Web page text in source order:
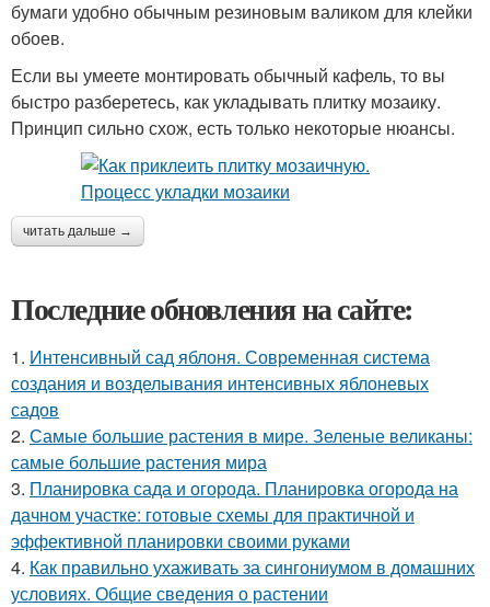
бумаги удобно обычным резиновым валиком для клейки
обоев.
Если вы умеете монтировать обычный кафель, то вы
быстро разберетесь, как укладывать плитку мозаику.
Принцип сильно схож, есть только некоторые нюансы.
читать дальше →
Последние обновления на сайте:
1. Интенсивный сад яблоня. Современная система
создания и возделывания интенсивных яблоневых
садов
2. Самые большие растения в мире. Зеленые великаны:
самые большие растения мира
3. Планировка сада и огорода. Планировка огорода на
дачном участке: готовые схемы для практичной и
эффективной планировки своими руками
4. Как правильно ухаживать за сингониумом в домашних
условиях. Общие сведения о растении